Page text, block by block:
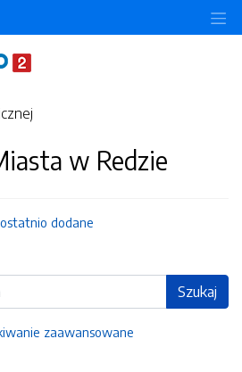
w Redzie
ostatnio dodane
Szukaj
zaawansowane